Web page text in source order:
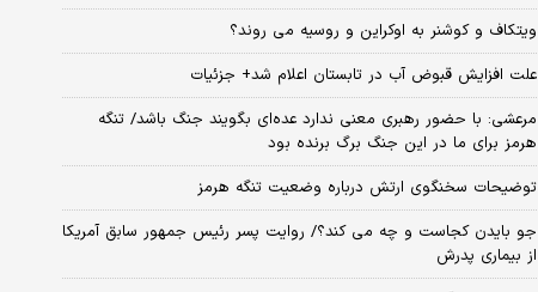
ویتکاف و کوشنر به اوکراین و روسیه می روند؟
علت افزایش قبوض آب در تابستان اعلام شد+ جزئیات
مرعشی: با حضور رهبری معنی ندارد عده‌ای بگویند جنگ باشد/ تنگه
هرمز برای ما در این جنگ برگ برنده بود
توضیحات سخنگوی ارتش درباره وضعیت تنگه هرمز
جو بایدن کجاست و چه می کند؟/ روایت پسر رئیس جمهور سابق آمریکا
از بیماری پدرش